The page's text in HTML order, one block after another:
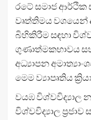
රටේ සමාජ ආර්ථික
වෘත්තිමය වශයෙන්
බිහිකිරීම සඳහා
ගුණාත්මකභාවය
අධ්‍යාපන
මෙම ව්‍යාපෘතිය
වයඹ විශ්වවිද්‍යාල
විශ්වවිද්‍යාල